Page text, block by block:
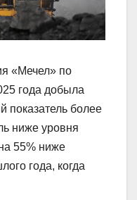
«Мечел» по
года добыла
показатель более
ниже уровня
55% ниже
года, когда